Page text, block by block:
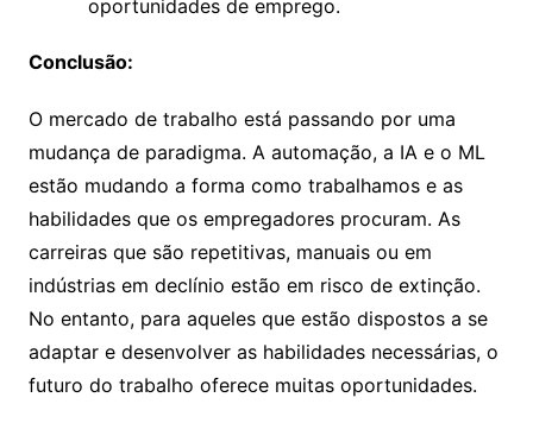
oportunidades de emprego.
Conclusão:
O mercado de trabalho está passando por uma
mudança de paradigma. A automação, a IA e o ML
estão mudando a forma como trabalhamos e as
habilidades que os empregadores procuram. As
carreiras que são repetitivas, manuais ou em
indústrias em declínio estão em risco de extinção.
No entanto, para aqueles que estão dispostos a se
adaptar e desenvolver as habilidades necessárias, o
futuro do trabalho oferece muitas oportunidades.